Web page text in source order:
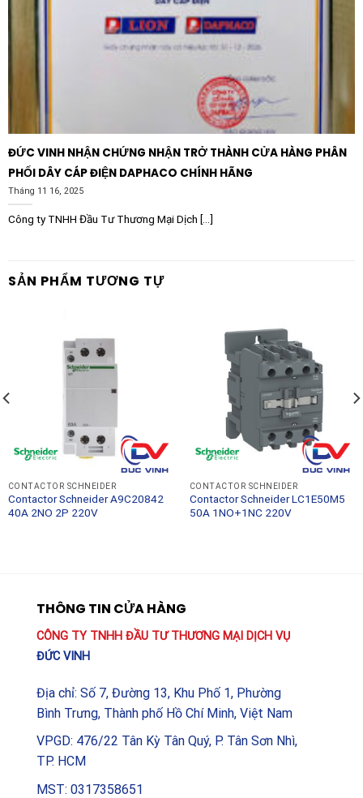
ĐỨC VINH NHẬN CHỨNG NHẬN TRỞ THÀNH CỬA HÀNG PHÂN
PHỐI DÂY CÁP ĐIỆN DAPHACO CHÍNH HÃNG
Tháng 11 16, 2025
Công ty TNHH Đầu Tư Thương Mại Dịch [...]
SẢN PHẨM TƯƠNG TỰ
CONTACTOR SCHNEIDER
Contactor Schneider A9C20842
40A 2NO 2P 220V
CONTACTOR SCHNEIDER
Contactor Schneider LC1E50M5
50A 1NO+1NC 220V
THÔNG TIN CỬA HÀNG
CÔNG TY TNHH ĐẦU TƯ THƯƠNG MẠI DỊCH VỤ
ĐỨC VINH
Địa chỉ: Số 7, Đường 13, Khu Phố 1, Phường
Bình Trưng, Thành phố Hồ Chí Minh, Việt Nam
VPGD: 476/22 Tân Kỳ Tân Quý, P. Tân Sơn Nhì,
TP. HCM
MST: 0317358651